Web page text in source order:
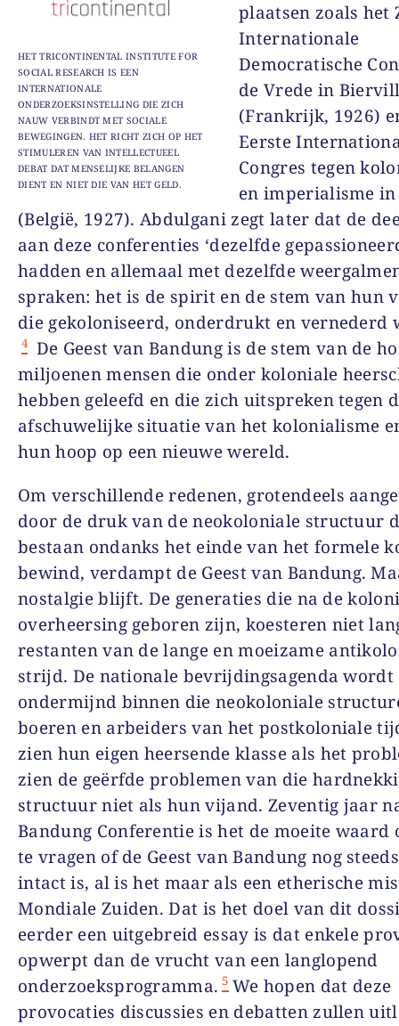
HET TRICONTINENTAL INSTITUTE FOR
SOCIAL RESEARCH IS EEN
INTERNATIONALE
ONDERZOEKSINSTELLING DIE ZICH
NAUW VERBINDT MET SOCIALE
BEWEGINGEN. HET RICHT ZICH OP HET
STIMULEREN VAN INTELLECTUEEL
DEBAT DAT MENSELIJKE BELANGEN
DIENT EN NIET DIE VAN HET GELD.
plaatsen zoals het
Internationale
Democratische
de Vrede in
(Frankrijk, 1926)
Eerste
Congres tegen
en imperialisme in
(België, 1927). Abdulgani zegt later dat de
aan deze conferenties ‘dezelfde
hadden en allemaal met dezelfde
spraken: het is de spirit en de stem van hun
die gekoloniseerd, onderdrukt en vernederd
4 De Geest van Bandung is de stem van de
miljoenen mensen die onder koloniale
hebben geleefd en die zich uitspreken tegen
afschuwelijke situatie van het kolonialisme
hun hoop op een nieuwe wereld.
Om verschillende redenen, grotendeels
door de druk van de neokoloniale structuur
bestaan ondanks het einde van het formele
bewind, verdampt de Geest van Bandung.
nostalgie blijft. De generaties die na de
overheersing geboren zijn, koesteren niet
restanten van de lange en moeizame
strijd. De nationale bevrijdingsagenda wordt
ondermijnd binnen die neokoloniale
boeren en arbeiders van het postkoloniale
zien hun eigen heersende klasse als het
zien de geërfde problemen van die
structuur niet als hun vijand. Zeventig jaar
Bandung Conferentie is het de moeite waard
te vragen of de Geest van Bandung nog
intact is, al is het maar als een etherische
Mondiale Zuiden. Dat is het doel van dit
eerder een uitgebreid essay is dat enkele
opwerpt dan de vrucht van een langlopend
onderzoeksprogramma. 5 We hopen dat deze
provocaties discussies en debatten zullen